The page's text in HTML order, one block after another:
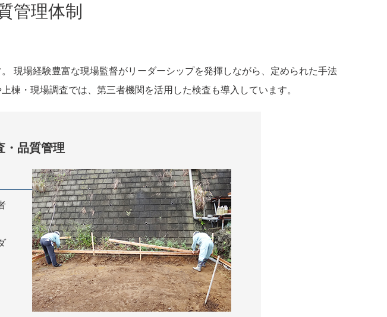
管理体制
現場経験豊富な現場監督がリーダーシップを発揮しながら、定められた手法
棟・現場調査では、第三者機関を活用した検査も導入しています。
・品質管理